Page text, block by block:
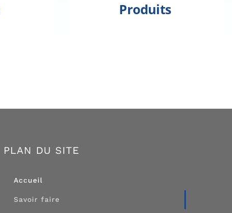
Produits
PLAN DU SITE
Accueil
Savoir faire